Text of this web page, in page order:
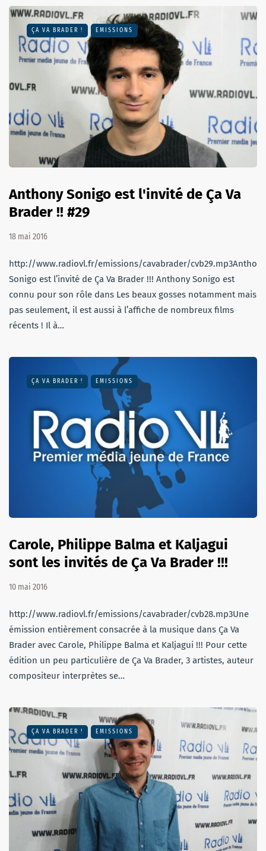
ÇA VA BRADER ! EMISSIONS
Anthony Sonigo est l'invité de Ça Va
Brader !! #29
18 mai 2016
http://www.radiovl.fr/emissions/cavabrader/cvb29.mp3Anthony
Sonigo est l’invité de Ça Va Brader !!! Anthony Sonigo est
connu pour son rôle dans Les beaux gosses notamment mais
pas seulement, il est aussi à l’affiche de nombreux films
récents ! Il à…
ÇA VA BRADER ! EMISSIONS
Carole, Philippe Balma et Kaljagui
sont les invités de Ça Va Brader !!!
10 mai 2016
http://www.radiovl.fr/emissions/cavabrader/cvb28.mp3Une
émission entièrement consacrée à la musique dans Ça Va
Brader avec Carole, Philippe Balma et Kaljagui !!! Pour cette
édition un peu particulière de Ça Va Brader, 3 artistes, auteur
compositeur interprètes se…
ÇA VA BRADER ! EMISSIONS